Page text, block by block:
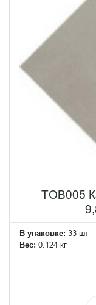
TOB005
В упаковке: 33 шт
Вес: 0.124 кг